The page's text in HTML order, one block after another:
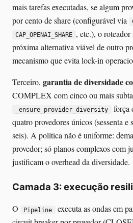
mais tarefas executadas, se algum
por cento de share (configurável via
CAP_OPENAI_SHARE , etc.), o roteador
próxima alternativa viável de outro
mecanismo que evita lock-in
Terceiro, garantia de diversidade
COMPLEX com cinco ou mais
_ensure_provider_diversity
força
quatro provedores únicos (sessenta e
seis). A política não é uniforme:
provedor; só planos complexos com
justificam o overhead da diversidade.
Camada 3: execução
O Pipeline executa as ondas em